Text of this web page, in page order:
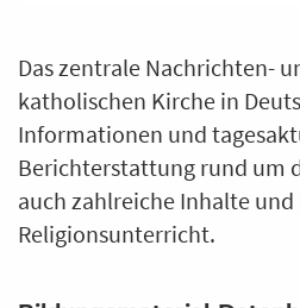
Das zentrale Nachrichten-
katholischen Kirche in
Informationen und
Berichterstattung rund um
auch zahlreiche Inhalte
Religionsunterricht.